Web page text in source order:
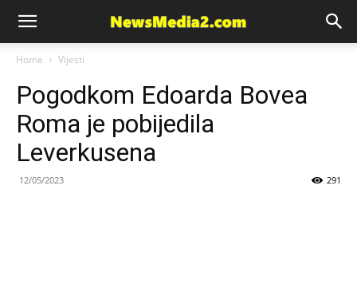
News
Media
Home Vijesti
Pogodkom Edoarda Bovea
Roma je pobijedila
Leverkusena
12/05/2023 291